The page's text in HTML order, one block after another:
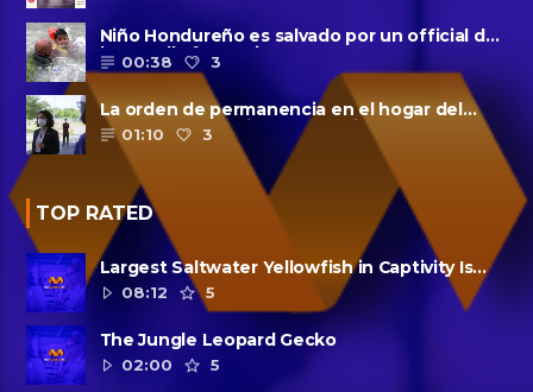
Niño Hondureño es salvado por un official de
la patrulla fronteriza
00:38 3
La orden de permanencia en el hogar del
condado de Harris se extendió......
01:10 3
TOP RATED
Largest Saltwater Yellowfish in Captivity Is
Dead08:12 5
The Jungle Leopard Gecko
02:00
5